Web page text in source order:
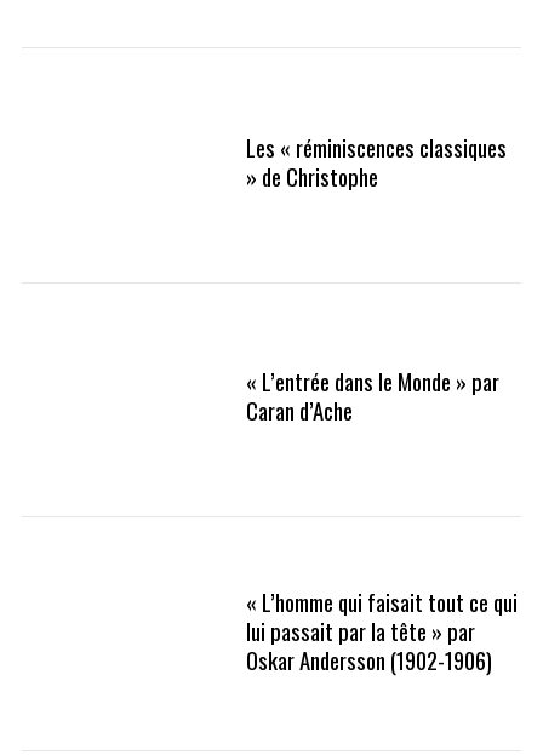
Les « réminiscences classiques
» de Christophe
« L’entrée dans le Monde » par
Caran d’Ache
« L’homme qui faisait tout ce qui
lui passait par la tête » par
Oskar Andersson (1902-1906)